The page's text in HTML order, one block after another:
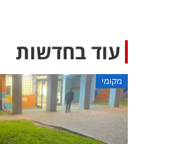
עוד בחדשות
מקומי